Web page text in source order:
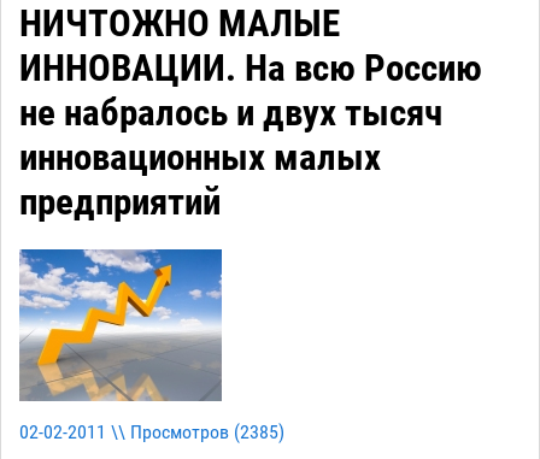
НИЧТОЖНО МАЛЫЕ
ИННОВАЦИИ. На всю Россию
не набралось и двух тысяч
инновационных малых
предприятий
02-02-2011 \\ Просмотров (2385)